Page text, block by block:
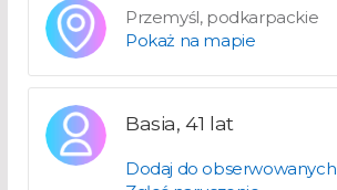
Przemyśl, podkarpackie
Pokaż na mapie
Basia, 41 lat
Dodaj do obserwowanych